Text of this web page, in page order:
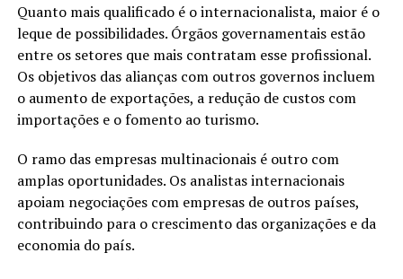
Quanto mais qualificado é o internacionalista, maior é o
leque de possibilidades. Órgãos governamentais estão
entre os setores que mais contratam esse profissional.
Os objetivos das alianças com outros governos incluem
o aumento de exportações, a redução de custos com
importações e o fomento ao turismo.
O ramo das empresas multinacionais é outro com
amplas oportunidades. Os analistas internacionais
apoiam negociações com empresas de outros países,
contribuindo para o crescimento das organizações e da
economia do país.